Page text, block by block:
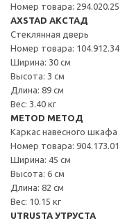
Номер товара: 294.020.25
AXSTAD АКСТАД
Стеклянная дверь
Номер товара: 104.912.34
Ширина: 30 см
Высота: 3 см
Длина: 89 см
Вес: 3.40 кг
METOD МЕТОД
Каркас навесного шкафа
Номер товара: 904.173.01
Ширина: 45 см
Высота: 6 см
Длина: 82 см
Вес: 10.15 кг
UTRUSTA УТРУСТА